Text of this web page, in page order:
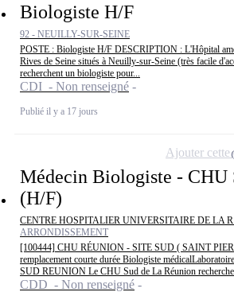
Biologiste H/F
92 - NEUILLY-SUR-SEINE
POSTE : Biologiste H/F DESCRIPTION : L'Hôpital
Rives de Seine situés à Neuilly-sur-Seine (très facile
recherchent un biologiste pour...
CDI - Non renseigné
Publié il y a 17 jours
Médecin Biologiste - CHU
(H/F)
CENTRE HOSPITALIER UNIVERSITAIRE DE LA
ARRONDISSEMENT
[100444] CHU RÉUNION - SITE SUD ( SAINT
remplacement courte durée Biologiste
SUD REUNION Le CHU Sud de La Réunion
CDD - Non renseigné
Ajouter cette